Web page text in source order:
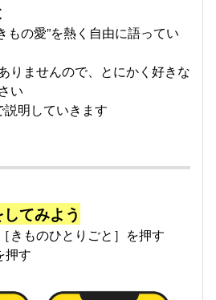
もの愛”を熱く自由に語ってい
りませんので、とにかく好きな
い
明していきます
てみよう
きものひとりごと］を押す
押す